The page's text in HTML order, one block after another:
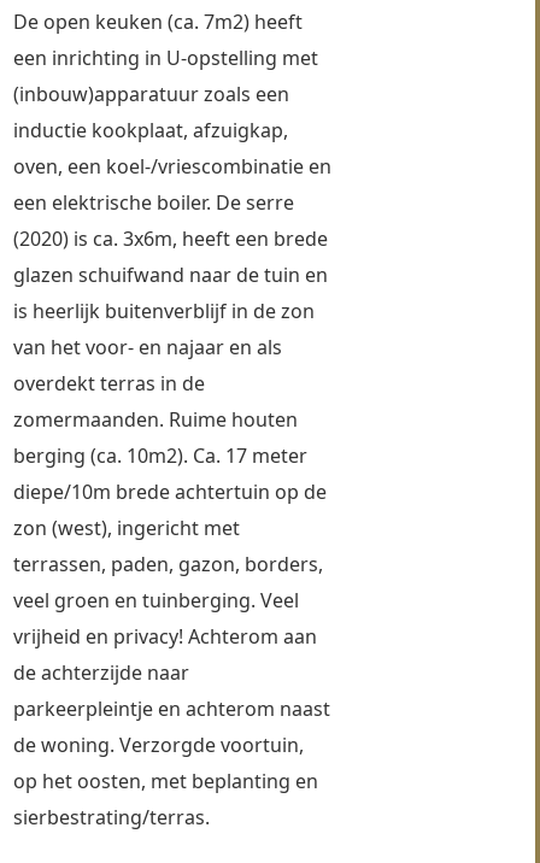
De open keuken (ca. 7m2) heeft
een inrichting in U-opstelling met
(inbouw)apparatuur zoals een
inductie kookplaat, afzuigkap,
oven, een koel-/vriescombinatie en
een elektrische boiler. De serre
(2020) is ca. 3x6m, heeft een brede
glazen schuifwand naar de tuin en
is heerlijk buitenverblijf in de zon
van het voor- en najaar en als
overdekt terras in de
zomermaanden. Ruime houten
berging (ca. 10m2). Ca. 17 meter
diepe/10m brede achtertuin op de
zon (west), ingericht met
terrassen, paden, gazon, borders,
veel groen en tuinberging. Veel
vrijheid en privacy! Achterom aan
de achterzijde naar
parkeerpleintje en achterom naast
de woning. Verzorgde voortuin,
op het oosten, met beplanting en
sierbestrating/terras.